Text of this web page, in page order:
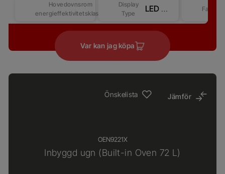
Hovedovnsrom
energieffektivitetsklasse
Display
Type
LED Display - Touch control (Revo-Better) – Competitive-2 Farge
Var kan jag köpa
Önskelista Jämför
OEN9221X
Inbyggd ugn (Built-in Oven 72 L)